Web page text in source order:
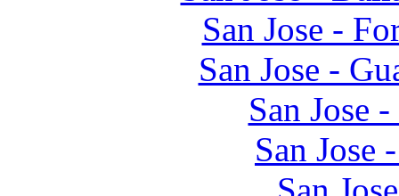
San Jose -
San Jose -
San Jose
San Jose